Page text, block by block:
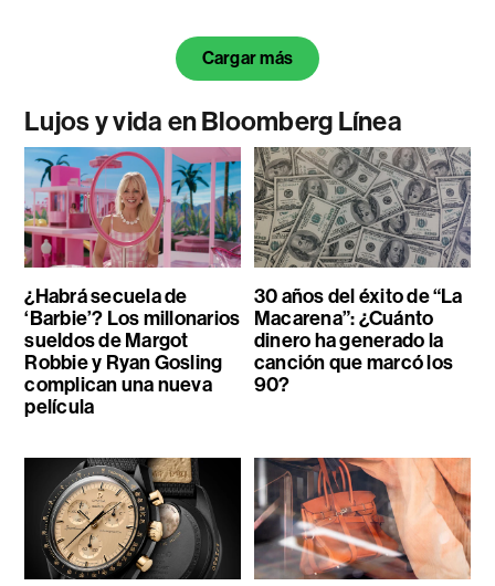
Cargar más
Lujos y vida en Bloomberg Línea
¿Habrá secuela de
‘Barbie’? Los millonarios
sueldos de Margot
Robbie y Ryan Gosling
complican una nueva
película
30 años del éxito de “La
Macarena”: ¿Cuánto
dinero ha generado la
canción que marcó los
90?